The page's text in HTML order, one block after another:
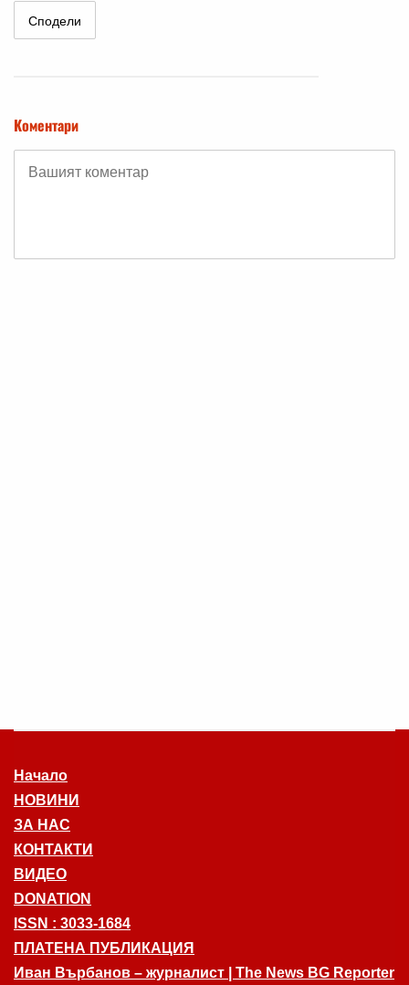
Сподели
Коментари
Начало
НОВИНИ
ЗА НАС
КОНТАКТИ
ВИДЕО
DONATION
ISSN : 3033-1684
ПЛАТЕНА ПУБЛИКАЦИЯ
Иван Върбанов – журналист | The News BG Reporter